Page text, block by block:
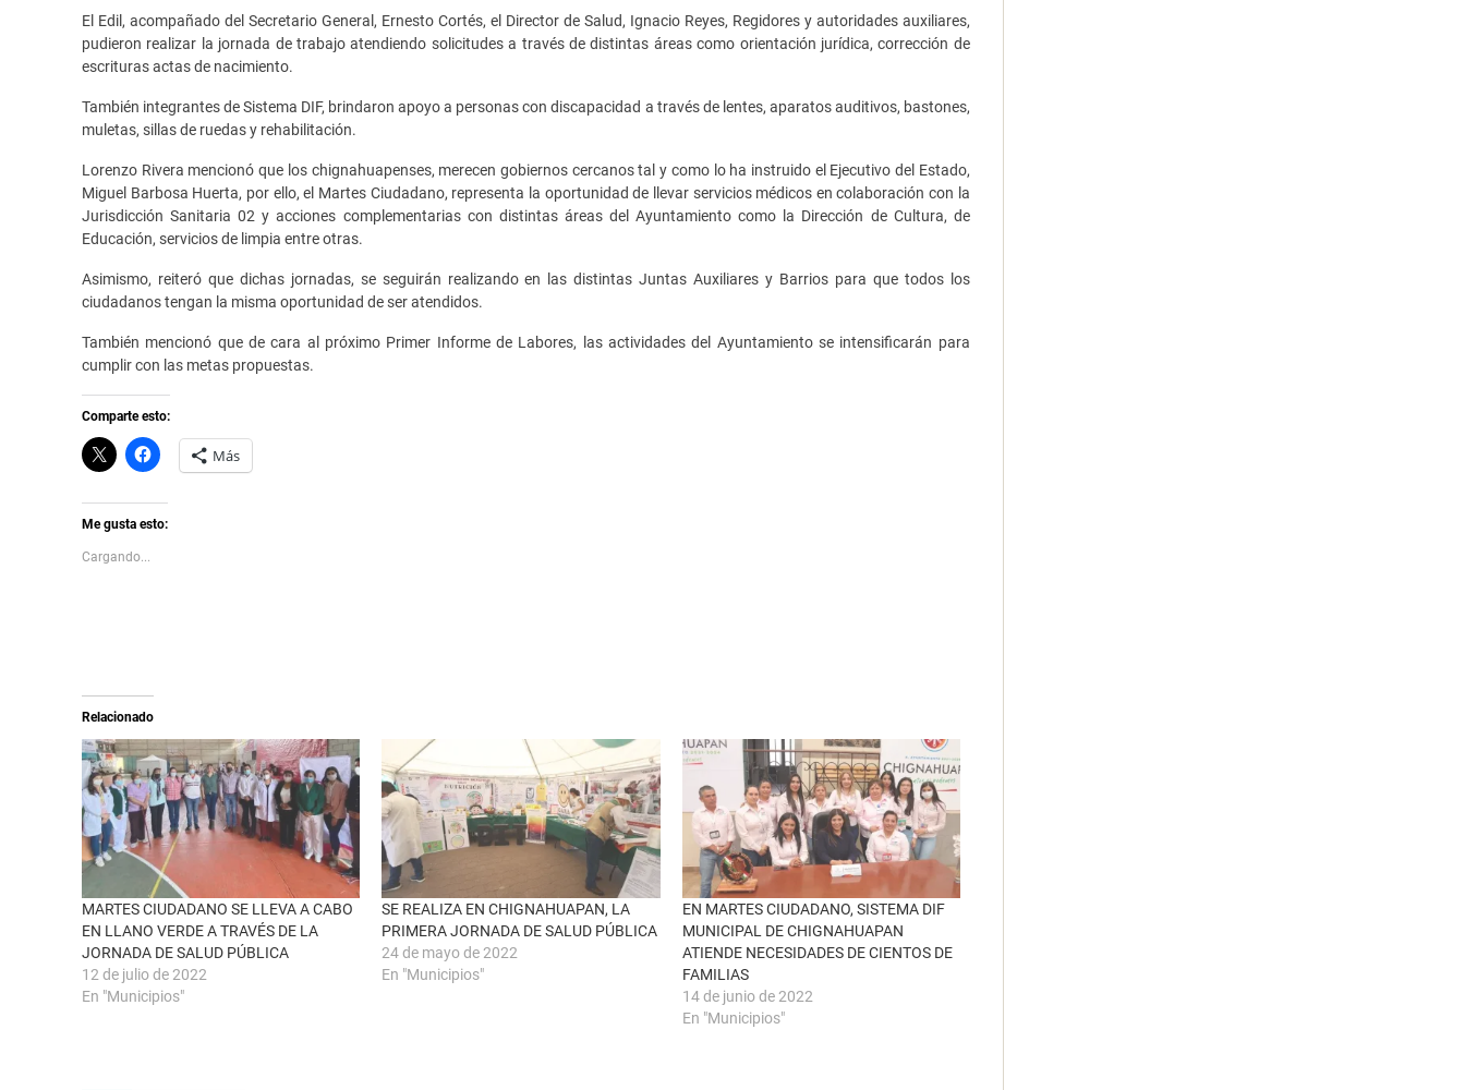
El Edil, acompañado del Secretario General, Ernesto Cortés, el Director de Salud, Ignacio Reyes, Regidores y autoridades auxiliares,
pudieron realizar la jornada de trabajo atendiendo solicitudes a través de distintas áreas como orientación jurídica, corrección de
escrituras actas de nacimiento.
También integrantes de Sistema DIF, brindaron apoyo a personas con discapacidad a través de lentes, aparatos auditivos, bastones,
muletas, sillas de ruedas y rehabilitación.
Lorenzo Rivera mencionó que los chignahuapenses, merecen gobiernos cercanos tal y como lo ha instruido el Ejecutivo del Estado,
Miguel Barbosa Huerta, por ello, el Martes Ciudadano, representa la oportunidad de llevar servicios médicos en colaboración con la
Jurisdicción Sanitaria 02 y acciones complementarias con distintas áreas del Ayuntamiento como la Dirección de Cultura, de
Educación, servicios de limpia entre otras.
Asimismo, reiteró que dichas jornadas, se seguirán realizando en las distintas Juntas Auxiliares y Barrios para que todos los
ciudadanos tengan la misma oportunidad de ser atendidos.
También mencionó que de cara al próximo Primer Informe de Labores, las actividades del Ayuntamiento se intensificarán para
cumplir con las metas propuestas.
Comparte esto:
C
l
k
t
o
s
h
e
a
b
r
e
e
n
u
n
a
v
e
n
n
a
n
u
e
v
a
)
H
a
l
i
t
r
e
n
F
a
c
e
o
o
k
(
S
e
a
b
r
e
e
n
u
Más
Me gusta esto:
Cargando...
Relacionado
MARTES CIUDADANO SE LLEVA A CABO
EN LLANO VERDE A TRAVÉS DE LA
JORNADA DE SALUD PÚBLICA
12 de julio de 2022
En "Municipios"
SE REALIZA EN CHIGNAHUAPAN, LA
PRIMERA JORNADA DE SALUD PÚBLICA
24 de mayo de 2022
En "Municipios"
EN MARTES CIUDADANO, SISTEMA DIF
MUNICIPAL DE CHIGNAHUAPAN
ATIENDE NECESIDADES DE CIENTOS DE
FAMILIAS
14 de junio de 2022
En "Municipios"